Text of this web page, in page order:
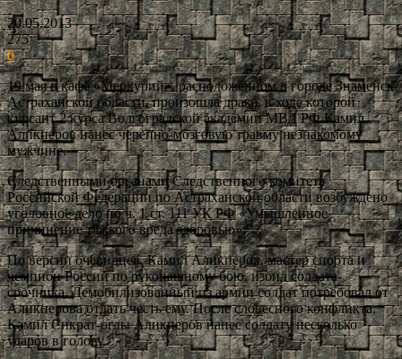
20.05.2013
275
0
19 мая в кафе «Меркурий», расположенном в городе Знаменск
Астраханской области, произошла драка, в ходе которой
курсант 2 курса Волгоградской академии МВД РФ Камил
Аликперов нанес черепно-мозговую травму незнакомому
мужчине.
Следственными органами Следственного комитета
Российской Федерации по Астраханской области возбуждено
уголовное дело по ч. 1 ст. 111 УК РФ «Умышленное
причинение тяжкого вреда здоровью».
По версии очевидцев, Камил Аликперов, мастер спорта и
чемпион России по рукопашному бою, избил солдата-
срочника. Демобилизованный из армии солдат потребовал от
Аликперова отдать честь ему. После словесного конфликта,
Камил Сикрат-оглы Аликперов нанес солдату несколько
ударов в голову.